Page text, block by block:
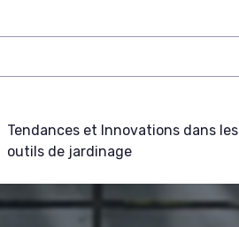
Tendances et Innovations dans les
outils de jardinage